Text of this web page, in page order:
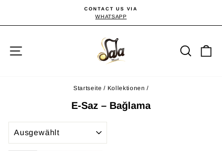
Inhalt
Pause
CONTACT US VIA
WHATSAPP
Suche
Startseite / Kollektionen /
E-Saz – Bağlama